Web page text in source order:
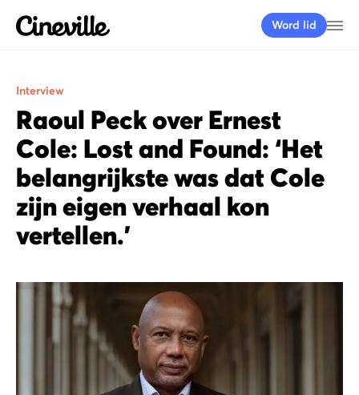
Cineville Logo
Word lid
Interview
Raoul Peck over Ernest
Cole: Lost and Found: ‘Het
belangrijkste was dat Cole
zijn eigen verhaal kon
vertellen.’